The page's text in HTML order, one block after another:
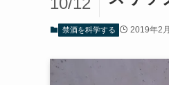
禁酒を科学する 2019年2